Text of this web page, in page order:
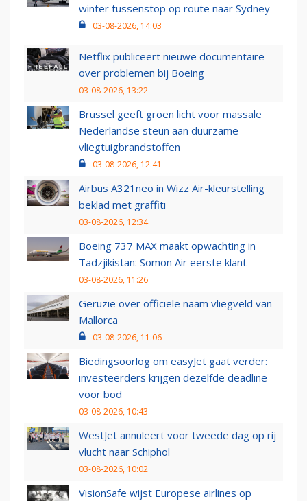
winter tussenstop op route naar Sydney
03-08-2026, 14:03
Netflix publiceert nieuwe documentaire
over problemen bij Boeing
03-08-2026, 13:22
Brussel geeft groen licht voor massale
Nederlandse steun aan duurzame
vliegtuigbrandstoffen
03-08-2026, 12:41
Airbus A321neo in Wizz Air-kleurstelling
beklad met graffiti
03-08-2026, 12:34
Boeing 737 MAX maakt opwachting in
Tadzjikistan: Somon Air eerste klant
03-08-2026, 11:26
Geruzie over officiële naam vliegveld van
Mallorca
03-08-2026, 11:06
Biedingsoorlog om easyJet gaat verder:
investeerders krijgen dezelfde deadline
voor bod
03-08-2026, 10:43
WestJet annuleert voor tweede dag op rij
vlucht naar Schiphol
03-08-2026, 10:02
VisionSafe wijst Europese airlines op